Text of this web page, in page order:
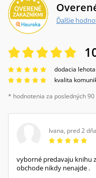
Ďalšie
dodacia lehota
kvalita
* hodnotenia za posledných 90
Ivana, pred 2
vyborné predavaju knihu
obchode nikdy nenajde .